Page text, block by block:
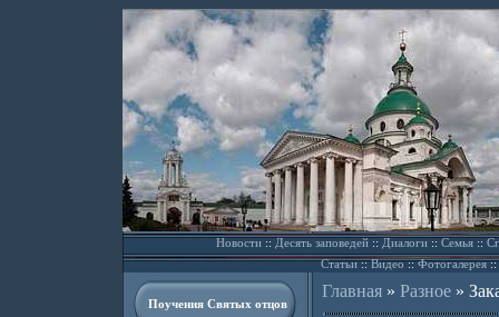
Новости::Десять заповедей::Диалоги::Семья::
Статьи::Видео ::Фотогалерея::
Поучения Святых отцов
Главная» Разное»